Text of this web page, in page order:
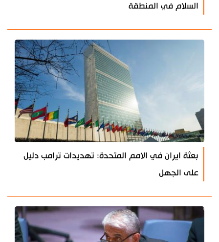
السلام في المنطقة
بعثة ايران في الامم المتحدة: تهديدات ترامب دليل
على الجهل